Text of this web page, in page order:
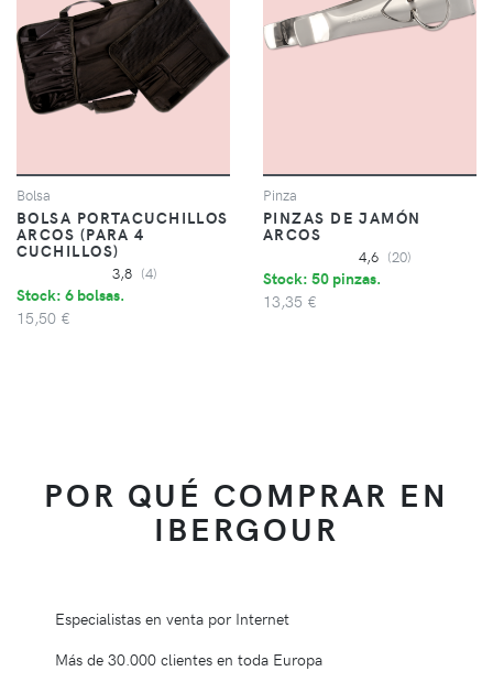
Bolsa
BOLSA PORTACUCHILLOS
ARCOS (PARA 4
CUCHILLOS)
3,8 (4)
Stock: 6 bolsas.
15,50 €
Pinza
PINZAS DE JAMÓN
ARCOS
4,6 (20)
Stock: 50 pinzas.
13,35 €
POR QUÉ COMPRAR EN
IBERGOUR
Especialistas en venta por Internet
Más de 30.000 clientes en toda Europa